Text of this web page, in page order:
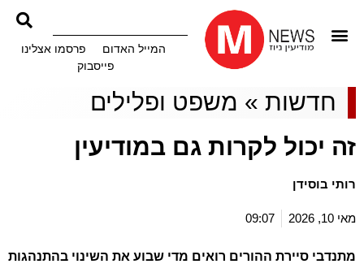
המייל האדום
פרסמו אצלינו
פייסבוק
חדשות» משפט ופלילים
זה יכול לקרות גם במודיעין
רותי בוסידן
מאי 10, 2026 09:07
מתנדבי סיירת ההורים רואים מדי שבוע את השינוי בהתנהגות